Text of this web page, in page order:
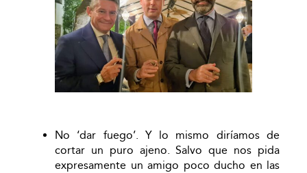
No ‘dar fuego’. Y lo mismo diríamos de
cortar un puro ajeno. Salvo que nos pida
expresamente un amigo poco ducho en las